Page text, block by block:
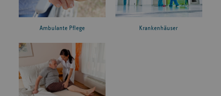
Ambulante Pflege Krankenhäuser